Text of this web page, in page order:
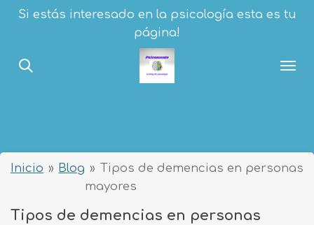
principal
Si estás interesado en la psicología esta es tu
página!
Inicio » Blog » Tipos de demencias en personas
mayores
Tipos de demencias en personas